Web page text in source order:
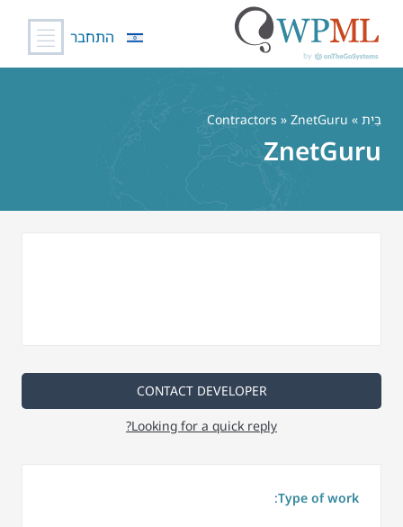
התחבר
בַּיִת »
Contractors » ZnetGuru
ZnetGuru
CONTACT DEVELOPER
Looking for a quick reply?
Type of work: